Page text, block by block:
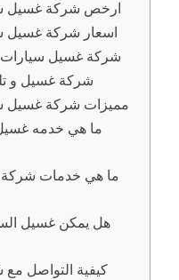
ارخص شركة غسيل
اسعار شركة غسيل
شركة غسيل سيارات
شركة غسيل و
مميزات شركة غسيل
ما هي خدمه
ما هي خدمات
هل يمكن غسيل
كيفية التواصل